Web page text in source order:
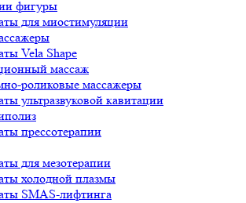
фигуры
для миостимуляции
Vela Shape
массаж
роликовые массажеры
ультразвуковой кавитации
прессотерапии
для мезотерапии
холодной плазмы
SMAS-лифтинга